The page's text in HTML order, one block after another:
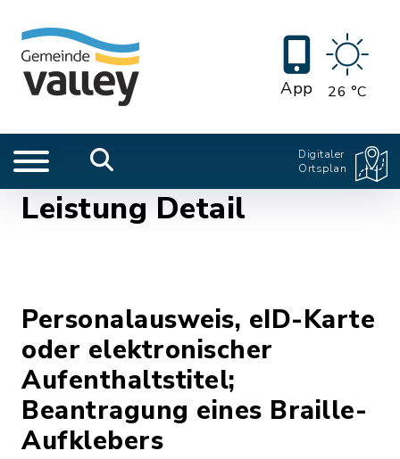
App 26 °C
Digitaler
Ortsplan
Leistung Detail
Personalausweis, eID-Karte
oder elektronischer
Aufenthaltstitel;
Beantragung eines Braille-
Aufklebers